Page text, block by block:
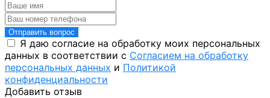
Отправить вопрос
Я даю согласие на обработку моих персональных
данных в соответствии с Согласием на обработку
персональных данных и Политикой
конфиденциальности
Добавить отзыв